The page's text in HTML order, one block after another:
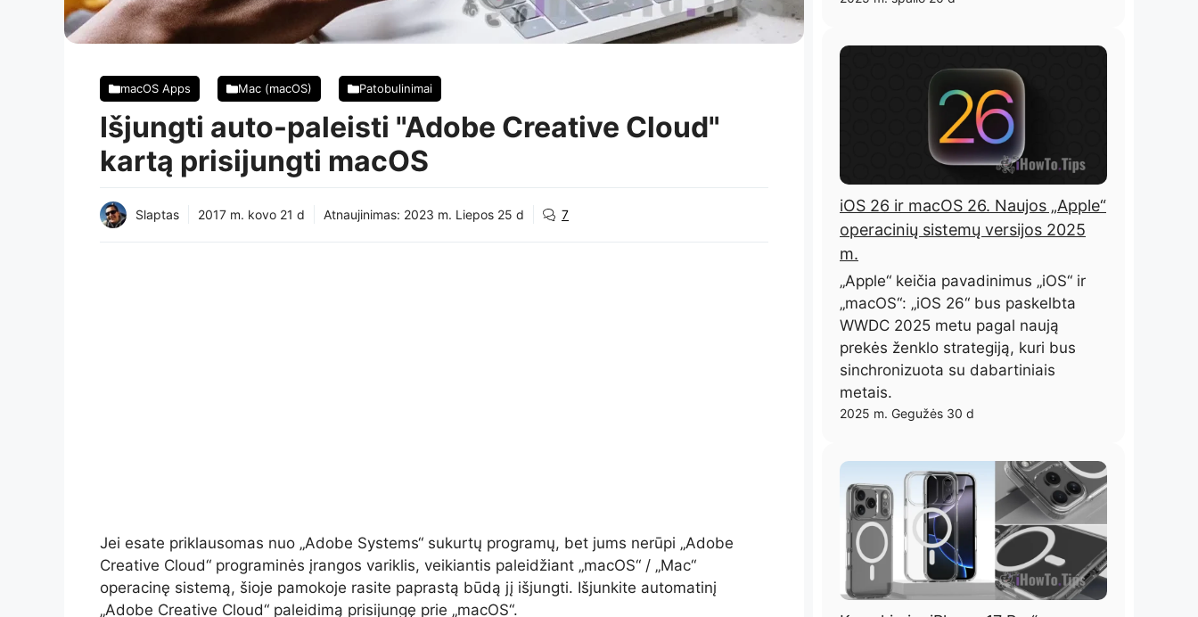
macOS Apps Mac (macOS) Patobulinimai
Išjungti auto-paleisti "Adobe Creative Cloud"
kartą prisijungti macOS
Slaptas 2017 m. kovo 21 d Atnaujinimas: 2023 m. Liepos 25 d 7
Jei esate priklausomas nuo „Adobe Systems“ sukurtų programų, bet jums nerūpi „Adobe
Creative Cloud“ programinės įrangos variklis, veikiantis paleidžiant „macOS“ / „Mac“
operacinę sistemą, šioje pamokoje rasite paprastą būdą jį išjungti. Išjunkite automatinį
„Adobe Creative Cloud“ paleidimą prisijungę prie „macOS“.
iOS 26 ir macOS 26. Naujos „Apple“
operacinių sistemų versijos 2025
m.
„Apple“ keičia pavadinimus „iOS“ ir
„macOS“: „iOS 26“ bus paskelbta
WWDC 2025 metu pagal naują
prekės ženklo strategiją, kuri bus
sinchronizuota su dabartiniais
metais.
2025 m. Gegužės 30 d